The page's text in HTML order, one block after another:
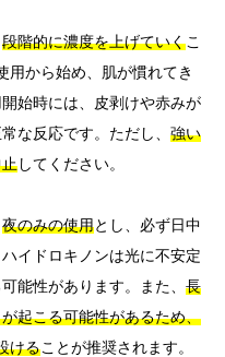
段階的に濃度を上げていくこ
用から始め、肌が慣れてき
始時には、皮剥けや赤みが
な反応です。ただし、 強い
してください。
夜のみの使用とし、必ず日中
イドロキノンは光に不安定
能性があります。また、 長
起こる可能性があるため、
けることが推奨されます。